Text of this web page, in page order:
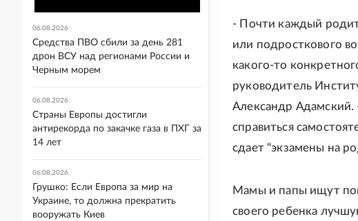
- Почти каждый
или подросткового
какого-то
руководитель
Александр
справиться
сдает "экзамены на
Мамы и папы ищут
своего ребенка
06.08.2026
Средства ПВО сбили за день 281
дрон ВСУ над регионами России и
Черным морем
06.08.2026
Страны Европы достигли
антирекорда по закачке газа в ПХГ за
14 лет
06.08.2026
Грушко: Если Европа за мир на
Украине, то должна прекратить
вооружать Киев